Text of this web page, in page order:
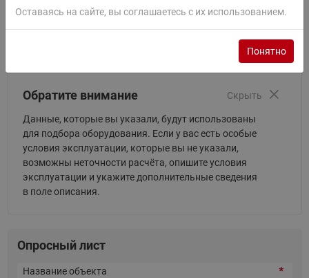
Обратите внимание Скрыть
Данные, которые вы указали, будут использованы
для подбора оборудования. Если у вас есть особые
условия эксплуатации, которые вы не указали,
возможны неточности расчёта, опишите условия
эксплуатации и укажите дополнительные сведения
в поле описания.
Опросный лист
Название объекта
Оставаясь на сайте, вы соглашаетесь с их использованием.
Понятно